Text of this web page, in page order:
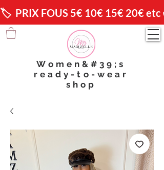
🏷️  PRIX FOUS 5€ 10€ 15€ 20€ etc
Women&#39;s
ready-to-wear
shop